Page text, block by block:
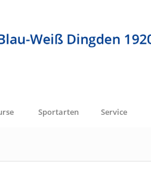
Sportarten Service